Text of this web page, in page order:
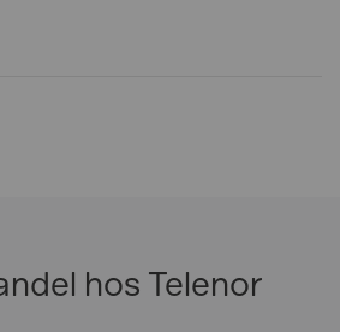
hos Telenor